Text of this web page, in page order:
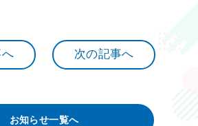
次の記事へ
お知らせ一覧へ